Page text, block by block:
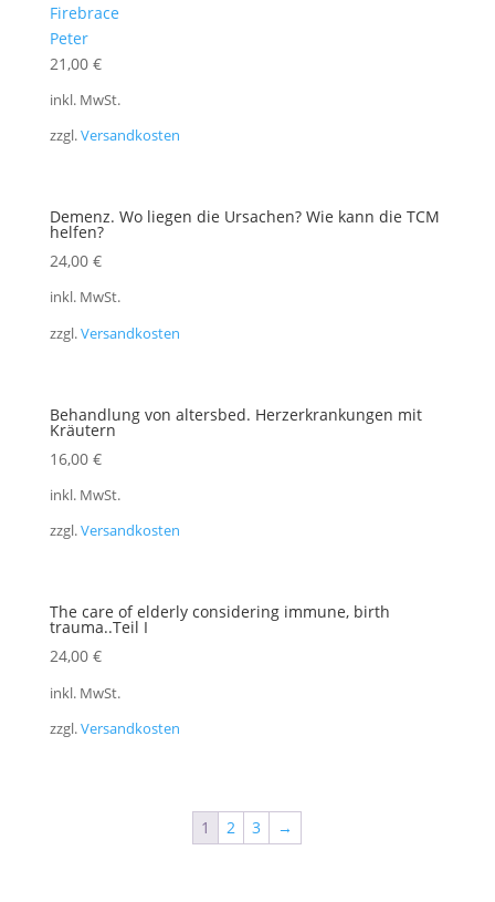
Firebrace
Peter
21,00 €
inkl. MwSt.
zzgl.Versandkosten
Demenz. Wo liegen die Ursachen? Wie kann die TCM
helfen?
24,00 €
inkl. MwSt.
zzgl.Versandkosten
Behandlung von altersbed. Herzerkrankungen mit
Kräutern
16,00 €
inkl. MwSt.
zzgl.Versandkosten
The care of elderly considering immune, birth
trauma..Teil I
24,00 €
inkl. MwSt.
zzgl.Versandkosten
1 2 3 →